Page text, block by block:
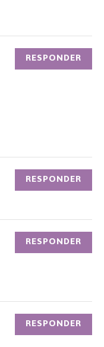
RESPONDER
RESPONDER
RESPONDER
RESPONDER